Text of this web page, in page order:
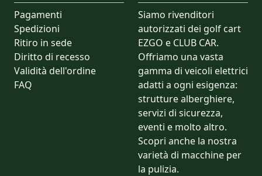
Pagamenti
Spedizioni
Ritiro in sede
Diritto di recesso
Validità dell'ordine
FAQ
Siamo rivenditori
autorizzati dei golf cart
EZGO e CLUB CAR.
Offriamo una vasta
gamma di veicoli elettrici
adatti a ogni esigenza:
strutture alberghiere,
servizi di sicurezza,
eventi e molto altro.
Scopri anche la nostra
varietà di macchine per
la pulizia.